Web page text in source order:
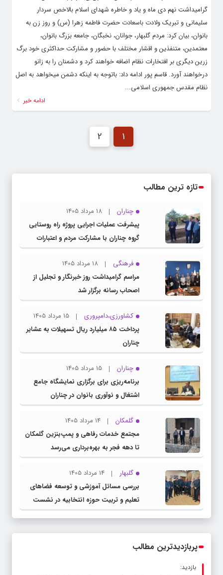
که شب گذشته در مسجد امام حسن عسگری(ع) برگزار شد ضمن
گرامیداشت نهم دی ماه و یاد و خاطره شهدای اسلام بالاخص سردار
سلیمانی و تبریک ولادت باسعادت حضرت فاطمه زهرا (س) و روز زن به
بانوان، بیان کرد: مردم گلبهار، جوانان، نخبگان، جامعه بزرگ بانوان،
معتمدین، متنفذین و اقشار مختلف با حضور و مشارکت حداکثری خود برگ
زرین دیگری بر افتخارات نظام اضافه خواهند کرد و دشمنان را به زانو
درخواهند آورد. قاسم پور ادامه داد: باتوجه به اینکه دشمن میخواهد به اصل
ادامه خبر
1
2
چناران
18 مرداد 1405
پیشرفت عملیات اجرایی پروژه راه روستایی
گروه چناران با مشارکت مردم و اعتبارات
دولتی
فرهنگی
18 مرداد 1405
مراسم گرامیداشت روز خبرنگار و تجلیل از
اصحاب رسانه برگزار شد
کشاورزی،دامپروری
15 مرداد 1405
چناران
چناران
15 مرداد 1405
برنامه‌ریزی برای برگزاری نمایشگاه جامع
اشتغال و نوآوری بانوان در چناران
گلمکان
14 مرداد 1405
مجتمع خدمات رفاهی و پمپ‌بنزین گلمکان
تا دهه فجر به بهره‌برداری می‌رسد
گلبهار
14 مرداد 1405
بررسی مسائل آموزشی و توسعه فضاهای
تعلیم و تربیت حوزه انتخابیه در نشست